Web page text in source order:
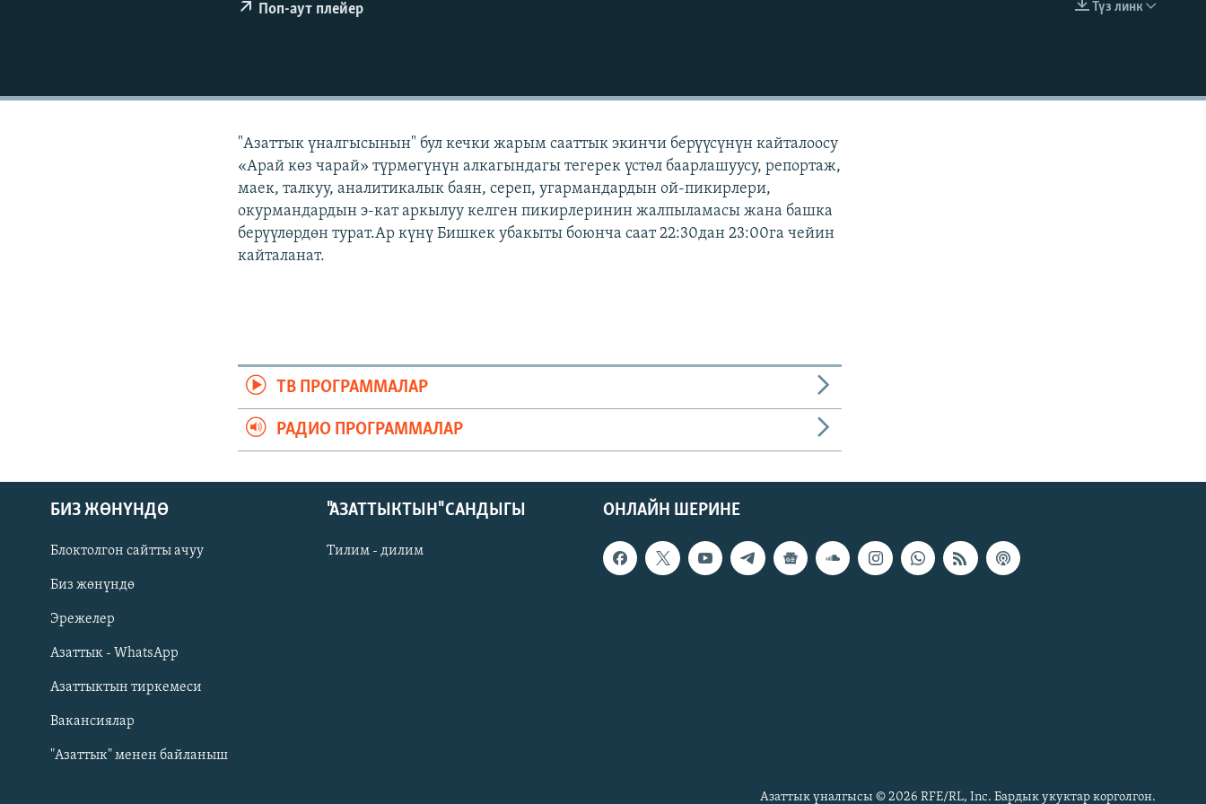
Русский
ОНЛАЙН ШЕРИНЕ
EMBED
Түз линк
Поп-аут плейер
"Азаттык үналгысынын" бул кечки жарым сааттык экинчи берүүсүнүн кайталоосу
«Арай көз чарай» түрмөгүнүн алкагындагы тегерек үстөл баарлашуусу, репортаж,
маек, талкуу, аналитикалык баян, сереп, угармандардын ой-пикирлери,
окурмандардын э-кат аркылуу келген пикирлеринин жалпыламасы жана башка
берүүлөрдөн турат.Ар күнү Бишкек убакыты боюнча саат 22:30дан 23:00га чейин
кайталанат.
ТВ ПРОГРАММАЛАР
РАДИО ПРОГРАММАЛАР
ОНЛАЙН ШЕРИНЕ
БИЗ ЖӨНҮНДӨ
Блоктолгон сайтты ачуу
Биз жөнүндө
Эрежелер
Азаттык - WhatsApp
Азаттыктын тиркемеси
Вакансиялар
"Азаттык" менен байланыш
"АЗАТТЫКТЫН" САНДЫГЫ
Тилим - дилим
Азаттык үналгысы © 2026 RFE/RL, Inc. Бардык укуктар корголгон.